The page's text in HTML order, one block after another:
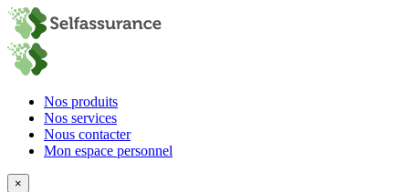
Nos produits
Nos services
Nous contacter
Mon espace personnel
×